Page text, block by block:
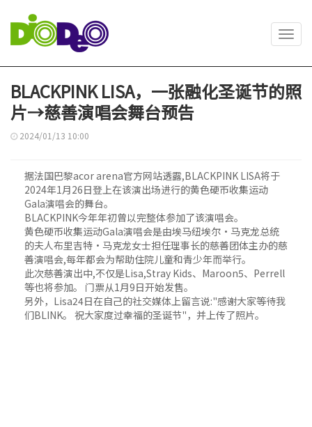
BLACKPINK LISA，一张融化圣诞节的照
片→慈善演唱会舞台预告
2024/01/13 10:00
据法国巴黎acor arena官方网站透露,BLACKPINK LISA将于
2024年1月26日登上在该演出场进行的黄色硬币收集运动
Gala演唱会的舞台。
BLACKPINK今年年初曾以完整体参加了该演唱会。
黄色硬币收集运动Gala演唱会是由埃马纽埃尔·马克龙总统
的夫人布里吉特·马克龙女士担任理事长的慈善团体主办的慈
善演唱会,每年都会为帮助住院儿童和青少年而举行。
此次慈善演出中,不仅是Lisa,Stray Kids、Maroon5、Perrell
等也将参加。 门票从1月9日开始发售。
另外，Lisa24日在自己的社交媒体上留言说:"感谢大家等待我
们BLINK。 祝大家度过幸福的圣诞节"，并上传了照片。